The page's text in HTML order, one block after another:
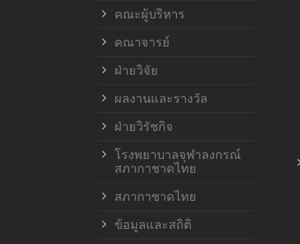
คณะผู้บริหาร
คณาจารย์
ฝ่ายวิจัย
ผลงานและรางวัล
ฝ่ายวิรัชกิจ
โรงพยาบาลจุฬาลงกรณ์
สภากาชาดไทย
สภากาชาดไทย
ข้อมูลและสถิติ